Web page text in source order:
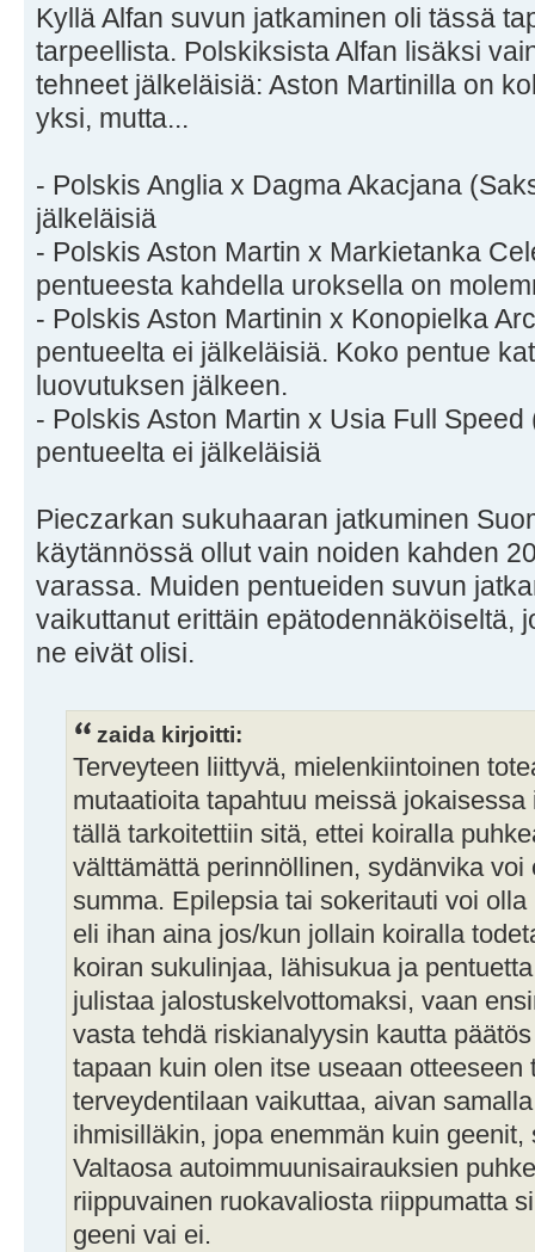
Kyllä Alfan suvun jatkaminen oli tässä
tarpeellista. Polskiksista Alfan lisäksi
tehneet jälkeläisiä: Aston Martinilla on
yksi, mutta...
- Polskis Anglia x Dagma Akacjana
jälkeläisiä
- Polskis Aston Martin x Markietanka
pentueesta kahdella uroksella on
- Polskis Aston Martinin x Konopielka
pentueelta ei jälkeläisiä. Koko pentue
luovutuksen jälkeen.
- Polskis Aston Martin x Usia Full Speed
pentueelta ei jälkeläisiä
Pieczarkan sukuhaaran jatkuminen
käytännössä ollut vain noiden kahden
varassa. Muiden pentueiden suvun
vaikuttanut erittäin epätodennäköiseltä,
ne eivät olisi.
zaida kirjoitti:
Terveyteen liittyvä, mielenkiintoinen
mutaatioita tapahtuu meissä
tällä tarkoitettiin sitä, ettei koiralla
välttämättä perinnöllinen, sydänvika
summa. Epilepsia tai sokeritauti voi
eli ihan aina jos/kun jollain koiralla
koiran sukulinjaa, lähisukua ja
julistaa jalostuskelvottomaksi, vaan
vasta tehdä riskianalyysin kautta
tapaan kuin olen itse useaan otteeseen
terveydentilaan vaikuttaa, aivan
ihmisilläkin, jopa enemmän kuin
Valtaosa autoimmuunisairauksien
riippuvainen ruokavaliosta riippumatta
geeni vai ei.